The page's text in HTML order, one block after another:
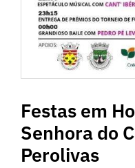
Festas em
Senhora do
Perolivas